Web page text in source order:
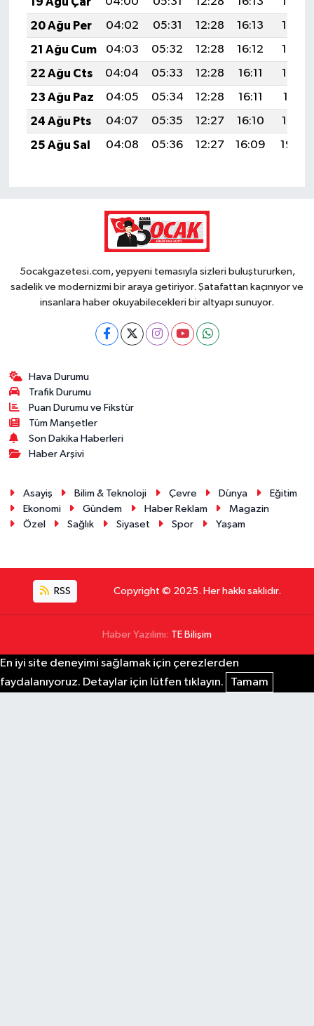
20 Ağu Per
04:02 05:31 12:28 16:13
19:15
21 Ağu Cum
04:03 05:32 12:28 16:12
19:14
22 Ağu Cts
04:04 05:33 12:28 16:11
19:12
23 Ağu Paz
04:05 05:34 12:28 16:11
19:11
24 Ağu Pts
04:07 05:35 12:27 16:10
19:10
25 Ağu Sal
04:08 05:36 12:27 16:09 19:08
5ocakgazetesi.com, yepyeni temasıyla sizleri buluştururken,
sadelik ve modernizmi bir araya getiriyor. Şatafattan kaçınıyor ve
insanlara haber okuyabilecekleri bir altyapı sunuyor.
Hava Durumu
Trafik Durumu
Puan Durumu ve Fikstür
Tüm Manşetler
Son Dakika Haberleri
Haber Arşivi
Asayiş Bilim & Teknoloji Çevre Dünya
Eğitim
Ekonomi
Gündem Haber Reklam
Magazin
Özel
Sağlık Siyaset Spor Yaşam
RSS Copyright © 2025. Her hakkı saklıdır.
Haber Yazılımı: TE Bilişim
En iyi site deneyimi sağlamak için çerezlerden
faydalanıyoruz. Detaylar için lütfen tıklayın.
Tamam